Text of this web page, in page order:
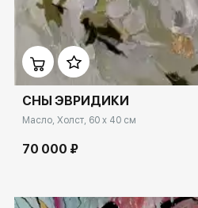
Домен:
СНЫ ЭВРИДИКИ
Масло, Холст, 60 x 40 см
70 000 ₽